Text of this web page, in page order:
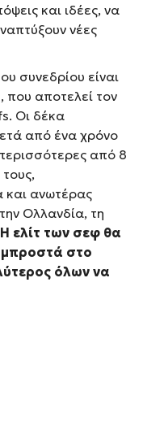
και ιδέες, να
νέες
συνεδρίου είναι
, που αποτελεί τον
Οι δέκα
από ένα χρόνο
από 8
και ανωτέρας
Ολλανδία, τη
Η ελίτ των σεφ θα
μπροστά στο
όλων να